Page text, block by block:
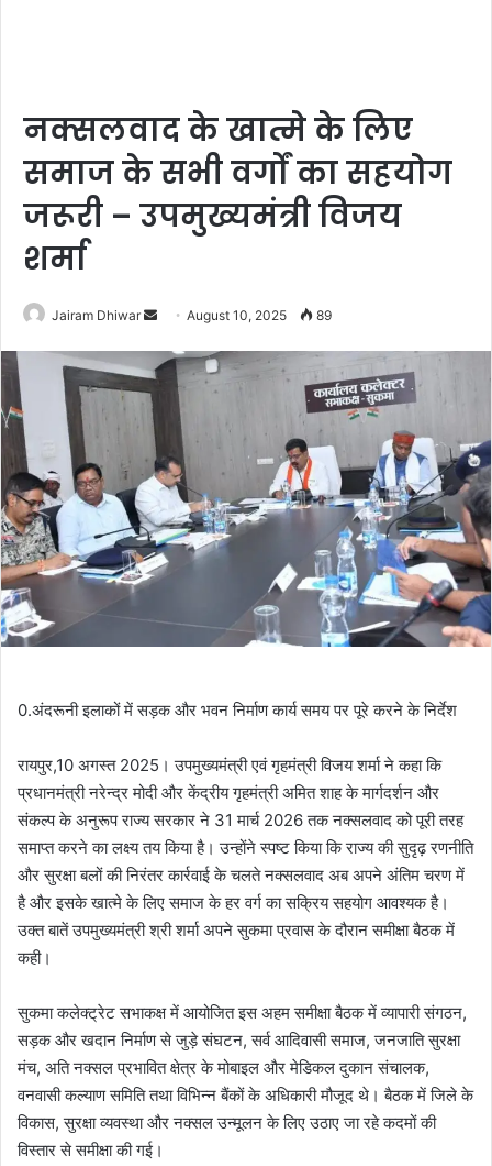
नक्सलवाद के खात्मे के लिए
समाज के सभी वर्गों का सहयोग
जरूरी – उपमुख्यमंत्री विजय
शर्मा
Jairam Dhiwar
Send
email
August 10, 2025 89
0.अंदरूनी इलाकों में सड़क और भवन निर्माण कार्य समय पर पूरे करने के निर्देश
रायपुर,10 अगस्त 2025। उपमुख्यमंत्री एवं गृहमंत्री विजय शर्मा ने कहा कि
प्रधानमंत्री नरेन्द्र मोदी और केंद्रीय गृहमंत्री अमित शाह के मार्गदर्शन और
संकल्प के अनुरूप राज्य सरकार ने 31 मार्च 2026 तक नक्सलवाद को पूरी तरह
समाप्त करने का लक्ष्य तय किया है। उन्होंने स्पष्ट किया कि राज्य की सुदृढ़ रणनीति
और सुरक्षा बलों की निरंतर कार्रवाई के चलते नक्सलवाद अब अपने अंतिम चरण में
है और इसके खात्मे के लिए समाज के हर वर्ग का सक्रिय सहयोग आवश्यक है।
उक्त बातें उपमुख्यमंत्री श्री शर्मा अपने सुकमा प्रवास के दौरान समीक्षा बैठक में
कही।
सुकमा कलेक्ट्रेट सभाकक्ष में आयोजित इस अहम समीक्षा बैठक में व्यापारी संगठन,
सड़क और खदान निर्माण से जुड़े संघटन, सर्व आदिवासी समाज, जनजाति सुरक्षा
मंच, अति नक्सल प्रभावित क्षेत्र के मोबाइल और मेडिकल दुकान संचालक,
वनवासी कल्याण समिति तथा विभिन्न बैंकों के अधिकारी मौजूद थे। बैठक में जिले के
विकास, सुरक्षा व्यवस्था और नक्सल उन्मूलन के लिए उठाए जा रहे कदमों की
विस्तार से समीक्षा की गई।